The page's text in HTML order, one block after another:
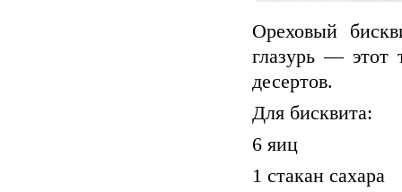
Ореховый
глазурь — этот
десертов.
Для бисквита:
6 яиц
1 стакан сахара